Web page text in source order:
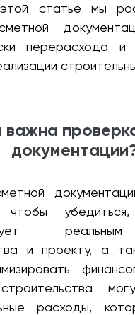
статье мы
перерасхода и
важна
и проекту, а
расходы,